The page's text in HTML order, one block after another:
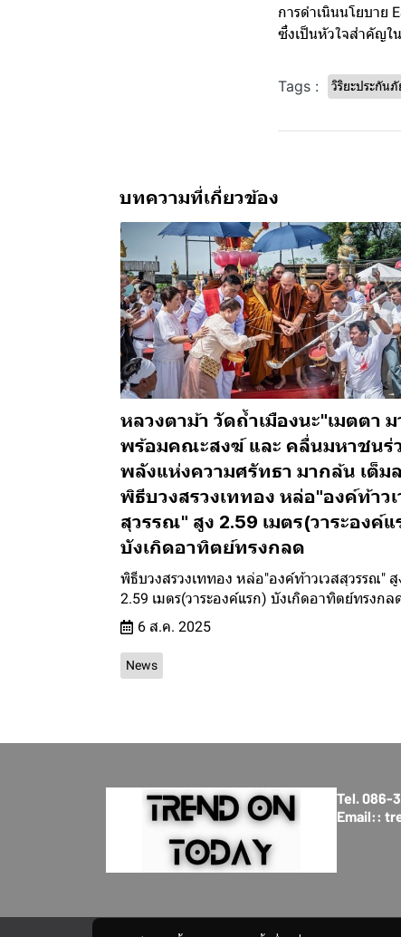
การดำเนินนโยบาย
ซึ่งเป็นหัวใจสำคัญใ
Tags : วิริยะประกันภั
บทความที่เกี่ยวข้อง
หลวงตาม้า วัดถ้ำเมืองนะ"เมตตา ม
พร้อมคณะสงฆ์ และ คลื่นมหาชนร่
พลังแห่งความศรัทธา มากล้น เต็ม
พิธีบวงสรวงเททอง หล่อ"องค์ท้าวเ
สุวรรณ" สูง 2.59 เมตร(วาระองค์แ
บังเกิดอาทิตย์ทรงกลด
พิธีบวงสรวงเททอง หล่อ"องค์ท้าวเวสสุวรรณ" สู
2.59 เมตร(วาระองค์แรก) บังเกิดอาทิตย์ทรงกล
6 ส.ค. 2025
News
Tel. 086-
Email::